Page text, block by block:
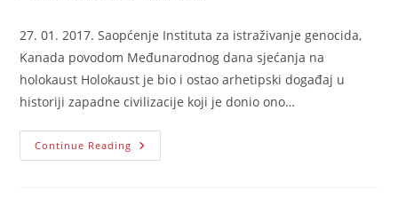
27. 01. 2017. Saopćenje Instituta za istraživanje genocida,
Kanada povodom Međunarodnog dana sjećanja na
holokaust Holokaust je bio i ostao arhetipski događaj u
historiji zapadne civilizacije koji je donio ono…
Continue Reading IGK:
Međunarodnog